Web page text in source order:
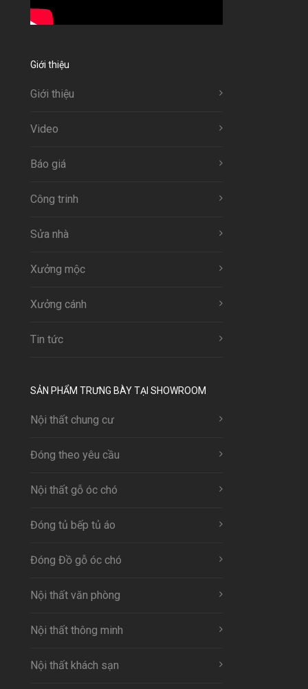
Giới thiệu
Giới thiệu
Video
Báo giá
Công trinh
Sửa nhà
Xưởng mộc
Xưởng cánh
Tin tức
SẢN PHẨM TRƯNG BÀY TẠI SHOWROOM
Nội thất chung cư
Đóng theo yêu cầu
Nội thất gỗ óc chó
Đóng tủ bếp tủ áo
Đóng Đồ gỗ óc chó
Nội thất văn phòng
Nội thất thông minh
Nội thất khách sạn